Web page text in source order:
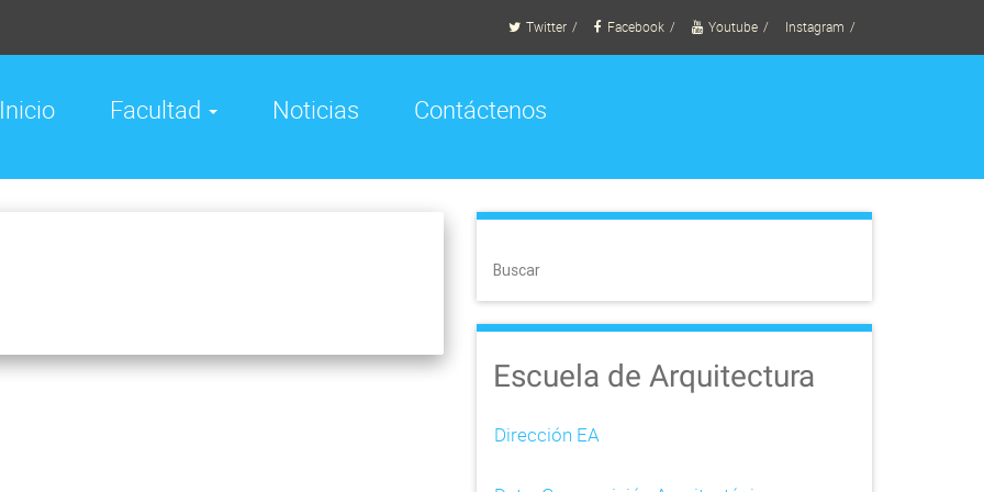
Twitter Facebook Youtube Instagram
Inicio Facultad Noticias Contáctenos
Buscar
Escuela de Arquitectura
Dirección EA